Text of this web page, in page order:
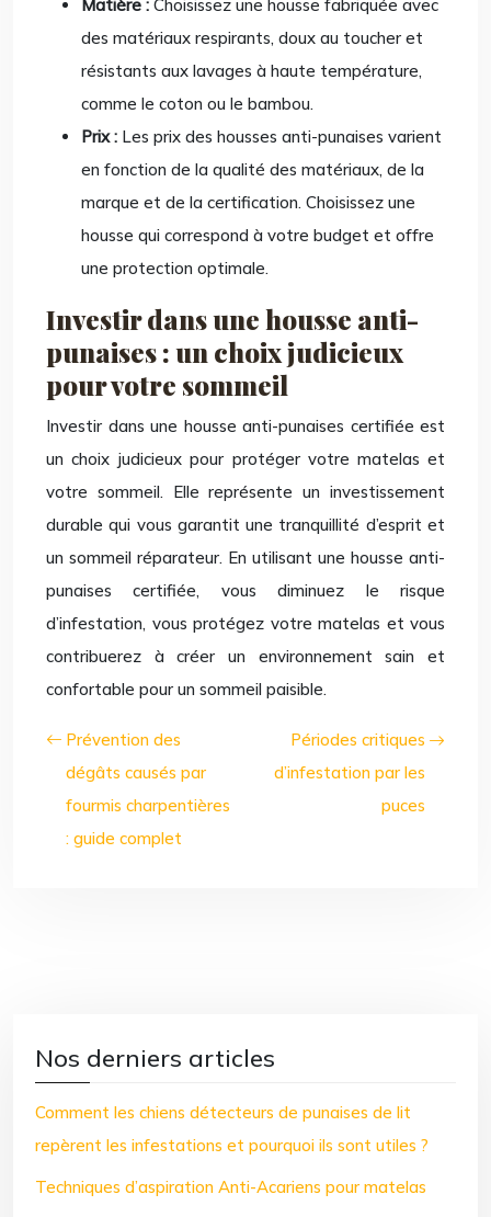
Matière : Choisissez une housse fabriquée avec
des matériaux respirants, doux au toucher et
résistants aux lavages à haute température,
comme le coton ou le bambou.
Prix : Les prix des housses anti-punaises varient
en fonction de la qualité des matériaux, de la
marque et de la certification. Choisissez une
housse qui correspond à votre budget et offre
une protection optimale.
Investir dans une housse anti-
punaises : un choix judicieux
pour votre sommeil
Investir dans une housse anti-punaises certifiée est
un choix judicieux pour protéger votre matelas et
votre sommeil. Elle représente un investissement
durable qui vous garantit une tranquillité d’esprit et
un sommeil réparateur. En utilisant une housse anti-
punaises certifiée, vous diminuez le risque
d’infestation, vous protégez votre matelas et vous
contribuerez à créer un environnement sain et
confortable pour un sommeil paisible.
Prévention des
dégâts causés par
fourmis charpentières
: guide complet
Périodes critiques
d’infestation par les
puces
Nos derniers articles
Comment les chiens détecteurs de punaises de lit
repèrent les infestations et pourquoi ils sont utiles ?
Techniques d’aspiration Anti-Acariens pour matelas